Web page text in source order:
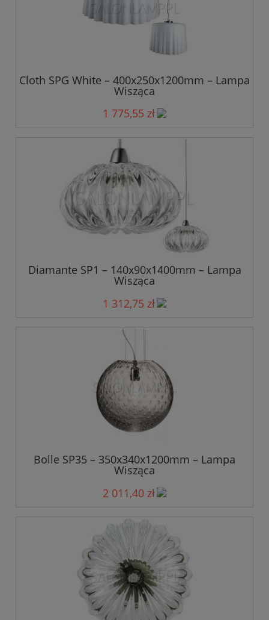
Cloth SPG White – 400x250x1200mm – Lampa
Wisząca
1 775,55 zł
Diamante SP1 – 140x90x1400mm – Lampa
Wisząca
1 312,75 zł
Bolle SP35 – 350x340x1200mm – Lampa
Wisząca
2 011,40 zł